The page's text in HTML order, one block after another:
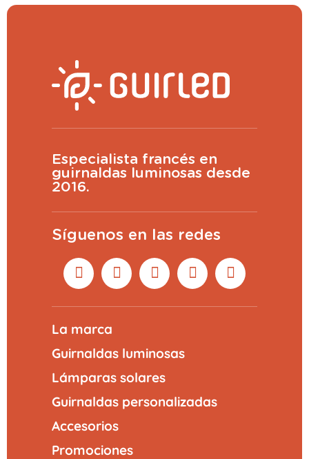
Especialista francés en
guirnaldas luminosas desde
2016.
Síguenos en las redes
La marca
Guirnaldas luminosas
Lámparas solares
Guirnaldas personalizadas
Accesorios
Promociones